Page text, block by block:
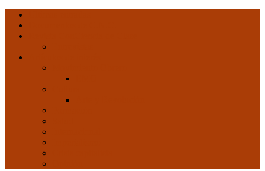
Núcleos
Comunistas